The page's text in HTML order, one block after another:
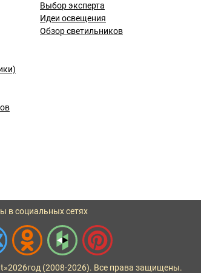
Выбор эксперта
Идеи освещения
Обзор светильников
в социальных сетях
2026год (2008-2026). Все права защищены.